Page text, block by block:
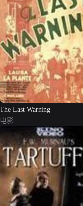
The Last Warning
电影